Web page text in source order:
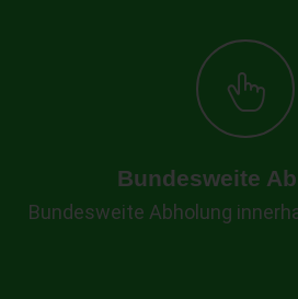
Bundesweite
Bundesweite Abholung